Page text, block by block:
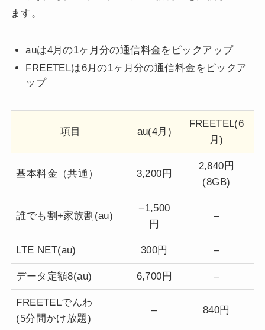
ます。
auは4月の1ヶ月分の通信料金をピックアップ
FREETELは6月の1ヶ月分の通信料金をピックア
ップ
項目 au(4月)
FREETEL(6
月)
基本料金（共通） 3,200円
2,840円
(8GB)
誰でも割+家族割(au)
−1,500
円
–
LTE NET(au) 300円 –
データ定額8(au) 6,700円 –
FREETELでんわ
(5分間かけ放題)
– 840円